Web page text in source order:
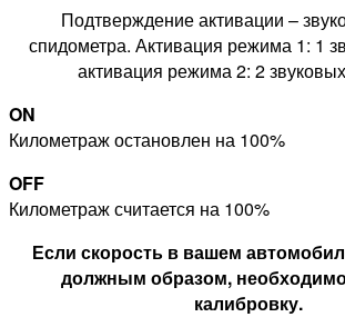
Подтверждение активации –
спидометра. Активация режима 1: 1
активация режима 2: 2
ON
Километраж остановлен на 100%
OFF
Километраж считается на 100%
Если скорость в вашем
должным образом,
калибровку.